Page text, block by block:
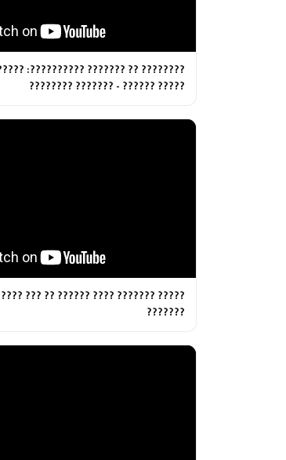
??????????: ????? ???????? ??
????? ?????? - ??????? ????????
???? ?????? ?? ??? ??????? - ???????
???????